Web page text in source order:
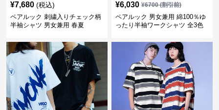
¥7,680 (税込)
ペアルック 刺繍入りチェック柄
半袖シャツ 男女兼用 春夏
¥6,030 ¥6700(割引前)
ペアルック 男女兼用 綿100％ゆ
ったり半袖ワークシャツ 全3色